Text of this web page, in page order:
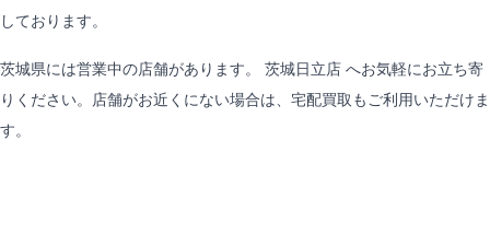
しております。
茨城県には営業中の店舗があります。 茨城日立店 へお気軽にお立ち寄
りください。店舗がお近くにない場合は、 宅配買取 もご利用いただけま
す。